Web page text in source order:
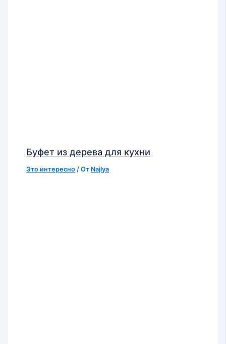
Буфет из дерева для кухни
Это интересно / От Najlya